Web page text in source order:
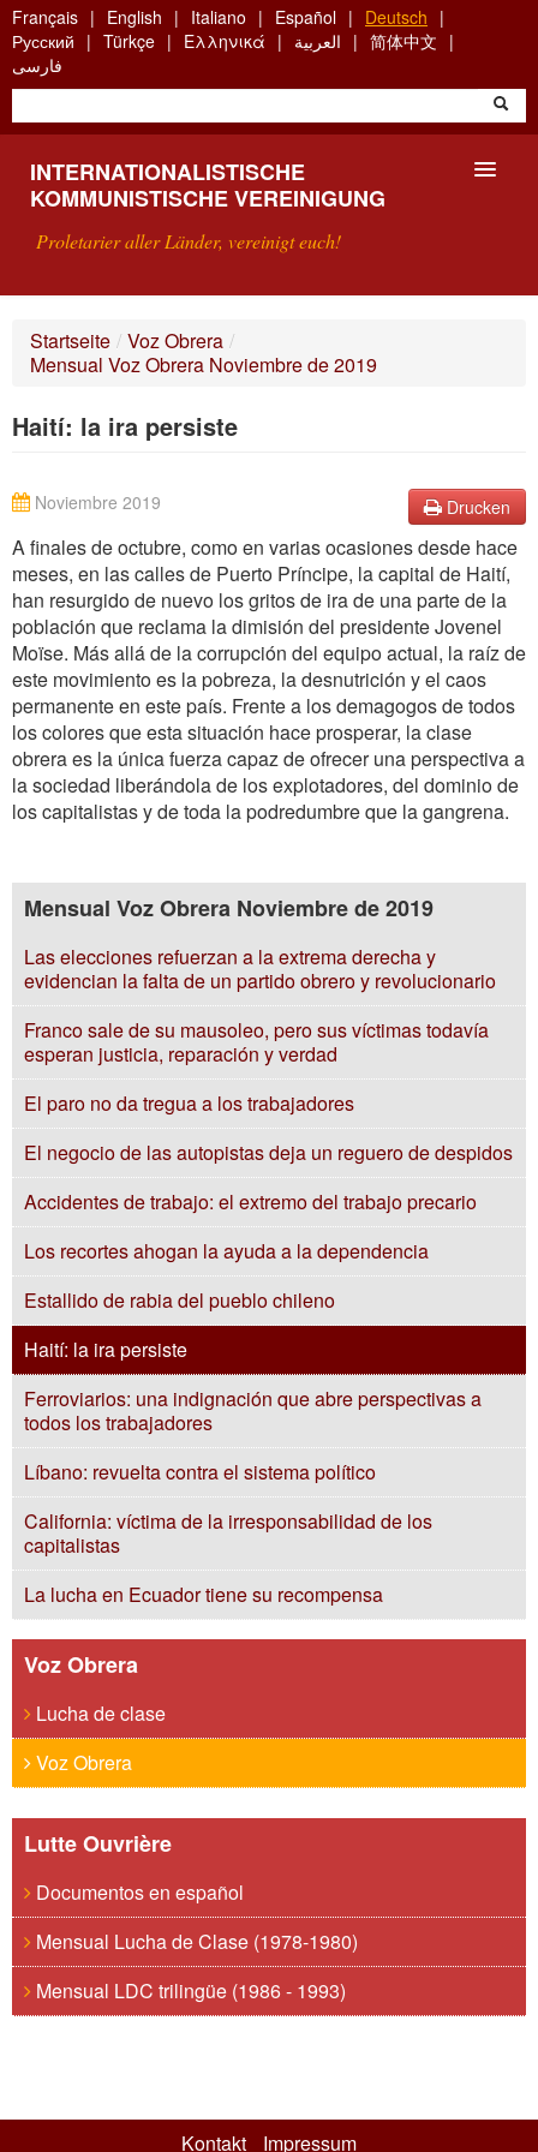
Skip
to
main
content
Français English Italiano Español
Deutsch
Русский
Türkçe Ελληνικά العربية
简体中文
فارسی
INTERNATIONALISTISCHE
KOMMUNISTISCHE VEREINIGUNG
Proletarier aller Länder, vereinigt euch!
WAS IST DIE IKV?
SUCHE
Startseite / Voz Obrera /
Mensual Voz Obrera Noviembre de 2019
Haití: la ira persiste
Drucken
Noviembre 2019
A finales de octubre, como en varias ocasiones desde hace
meses, en las calles de Puerto Príncipe, la capital de Haití,
han resurgido de nuevo los gritos de ira de una parte de la
población que reclama la dimisión del presidente Jovenel
Moïse. Más allá de la corrupción del equipo actual, la raíz de
este movimiento es la pobreza, la desnutrición y el caos
permanente en este país. Frente a los demagogos de todos
los colores que esta situación hace prosperar, la clase
obrera es la única fuerza capaz de ofrecer una perspectiva a
la sociedad liberándola de los explotadores, del dominio de
los capitalistas y de toda la podredumbre que la gangrena.
Mensual Voz Obrera Noviembre de 2019
Las elecciones refuerzan a la extrema derecha y
evidencian la falta de un partido obrero y revolucionario
Franco sale de su mausoleo, pero sus víctimas todavía
esperan justicia, reparación y verdad
El paro no da tregua a los trabajadores
El negocio de las autopistas deja un reguero de despidos
Accidentes de trabajo: el extremo del trabajo precario
Los recortes ahogan la ayuda a la dependencia
Estallido de rabia del pueblo chileno
Haití: la ira persiste
Ferroviarios: una indignación que abre perspectivas a
todos los trabajadores
Líbano: revuelta contra el sistema político
California: víctima de la irresponsabilidad de los
capitalistas
La lucha en Ecuador tiene su recompensa
Voz Obrera
Lucha de clase
Voz Obrera
Lutte Ouvrière
Documentos en español
Mensual Lucha de Clase (1978-1980)
Mensual LDC trilingüe (1986 - 1993)
Kontakt Impressum